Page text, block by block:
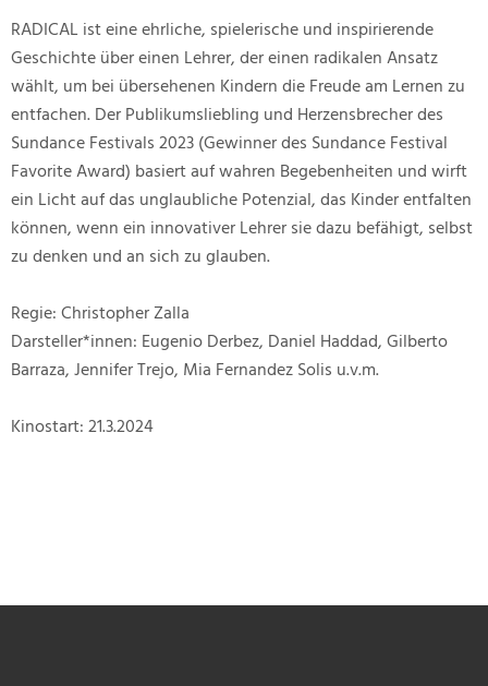
RADICAL ist eine ehrliche, spielerische und inspirierende
Geschichte über einen Lehrer, der einen radikalen Ansatz
wählt, um bei übersehenen Kindern die Freude am Lernen zu
entfachen. Der Publikumsliebling und Herzensbrecher des
Sundance Festivals 2023 (Gewinner des Sundance Festival
Favorite Award) basiert auf wahren Begebenheiten und wirft
ein Licht auf das unglaubliche Potenzial, das Kinder entfalten
können, wenn ein innovativer Lehrer sie dazu befähigt, selbst
zu denken und an sich zu glauben.
Regie: Christopher Zalla
Darsteller*innen: Eugenio Derbez, Daniel Haddad, Gilberto
Barraza, Jennifer Trejo, Mia Fernandez Solis u.v.m.
Kinostart: 21.3.2024